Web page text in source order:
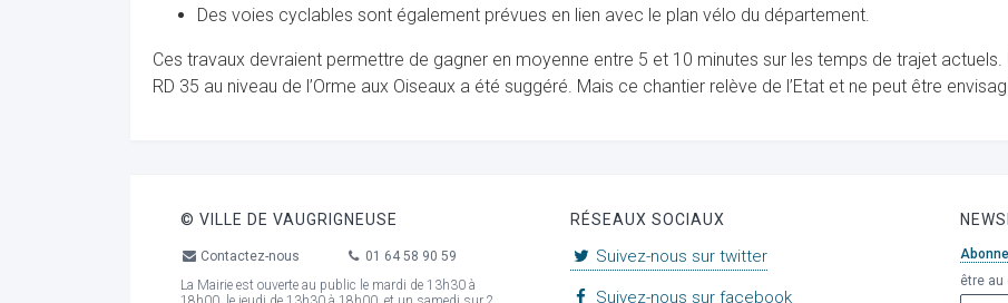
Des voies cyclables sont également prévues en lien avec le plan vélo du département.
Ces travaux devraient permettre de gagner en moyenne entre 5 et 10 minutes sur les temps de trajet
RD 35 au niveau de l’Orme aux Oiseaux a été suggéré. Mais ce chantier relève de l’Etat et ne peut être
© VILLE DE VAUGRIGNEUSE
Contactez-nous
01 64 58 90 59
La Mairie est ouverte au public le mardi de 13h30 à
RÉSEAUX SOCIAUX
Suivez-nous sur twitter
Suivez-nous sur facebook
être au